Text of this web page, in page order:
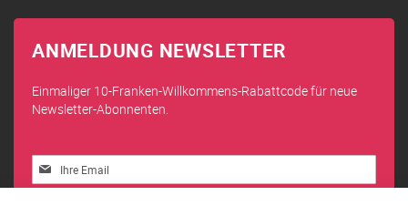
ANMELDUNG NEWSLETTER
Einmaliger 10-Franken-Willkommens-Rabattcode für neue
Newsletter-Abonnenten.
Melden
Sie